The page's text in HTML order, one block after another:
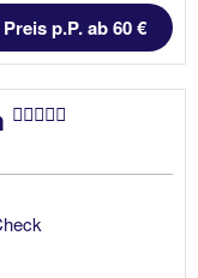
Preis p.P. ab 60 €